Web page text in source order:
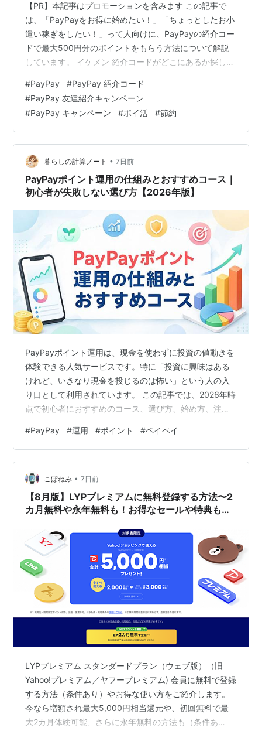
【PR】本記事はプロモーションを含みます この記事で
は、「PayPayをお得に始めたい！」「ちょっとしたお小
遣い稼ぎをしたい！」って人向けに、PayPayの紹介コー
ドで最大500円分のポイントをもらう方法について解説
しています。 イケメン 紹介コードがどこにあるか探して
元:PayPay Corporation 無料 posted withアプリーチ
PayPay 紹介コード 02-F852CSB PayPayの友達紹介キ
ャンペーンとは PayPayの紹介コードで最大500円もらう
方法【紹介される側】 【STEP1】新規登録時に紹介コ
ー…
#PayPay #PayPay 紹介コード
#PayPay 友達紹介キャンペーン
#PayPay キャンペーン #ポイ活 #節約
暮らしの計算ノート • 7日前
PayPayポイント運用の仕組みとおすすめコース｜
初心者が失敗しない選び方【2026年版】
PayPayポイント運用は、現金を使わずに投資の値動きを
体験できる人気サービスです。特に「投資に興味はある
けれど、いきなり現金を投じるのは怖い」という人の入
り口として利用されています。 この記事では、2026年時
点で初心者におすすめのコース、選び方、始め方、注意
PayPayポイント運用は元本（ポイント）保証がなく、価
値が減少する可能性があります。特定のコースを推奨す
るものではなく、一般的な情報提供を目的としていま
す。最終的な判断はご自身で行い、最新情報は必ず
PayPay公式をご確認ください。 PayPayポイント運用と
は？ PayPayポイント…
#PayPay #運用 #ポイント #ペイペイ
こぼねみ • 7日前
【8月版】LYPプレミアムに無料登録する方法〜2
カ月無料や永年無料も！お得なセールや特典も確
LYPプレミアム スタンダードプラン（ウェブ版）（旧
Yahoo!プレミアム／ヤフープレミアム) 会員に無料で登録
する方法（条件あり）やお得な使い方をご紹介します。
今なら増額され最大5,000円相当還元や、初回無料で最
大2カ月体験可能、さらに永年無料の方法も（条件あ